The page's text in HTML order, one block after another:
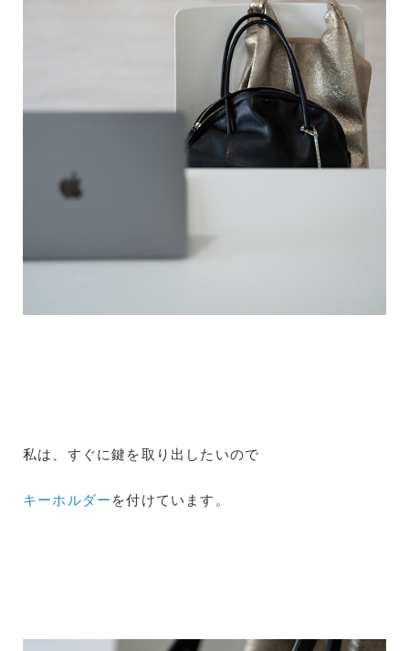
私は、すぐに鍵を取り出したいので
キーホルダー を付けています。